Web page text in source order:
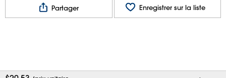
Partager Enregistrer sur la liste